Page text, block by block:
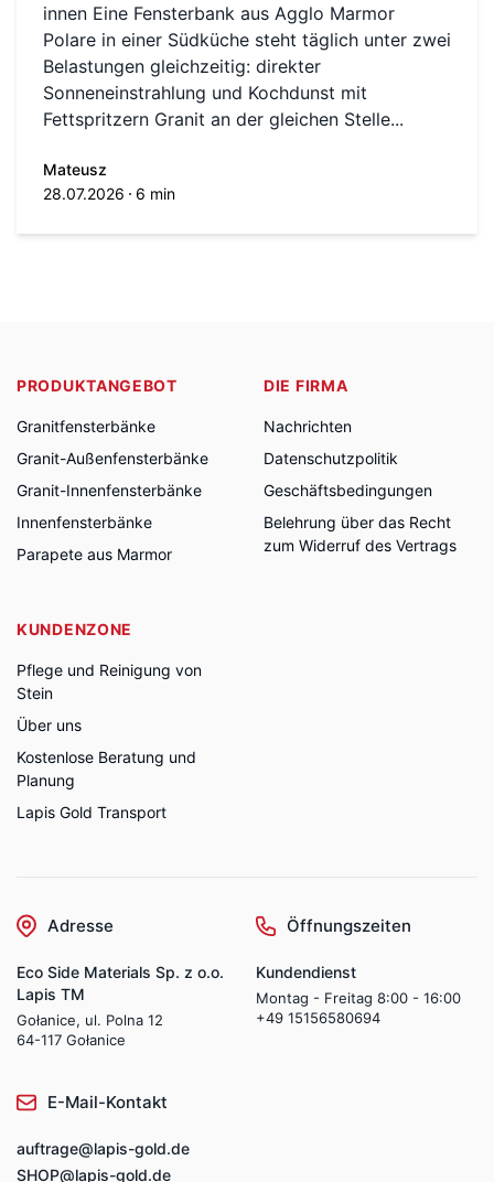
innen Eine Fensterbank aus Agglo Marmor
Polare in einer Südküche steht täglich unter zwei
Belastungen gleichzeitig: direkter
Sonneneinstrahlung und Kochdunst mit
Fettspritzern Granit an der gleichen Stelle...
Mateusz
28.07.2026
6 min
PRODUKTANGEBOT
Granitfensterbänke
Granit-Außenfensterbänke
Granit-Innenfensterbänke
Innenfensterbänke
Parapete aus Marmor
DIE FIRMA
Nachrichten
Datenschutzpolitik
Geschäftsbedingungen
Belehrung über das Recht
zum Widerruf des Vertrags
KUNDENZONE
Pflege und Reinigung von
Stein
Über uns
Kostenlose Beratung und
Planung
Lapis Gold Transport
Adresse
Eco Side Materials Sp. z o.o.
Lapis TM
Gołanice, ul. Polna 12
64-117 Gołanice
Öffnungszeiten
Kundendienst
Montag - Freitag 8:00 - 16:00
+49 15156580694
E-Mail-Kontakt
auftrage@lapis-gold.de
SHOP@lapis-gold.de